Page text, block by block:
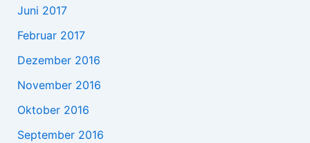
Juni 2017
Februar 2017
Dezember 2016
November 2016
Oktober 2016
September 2016